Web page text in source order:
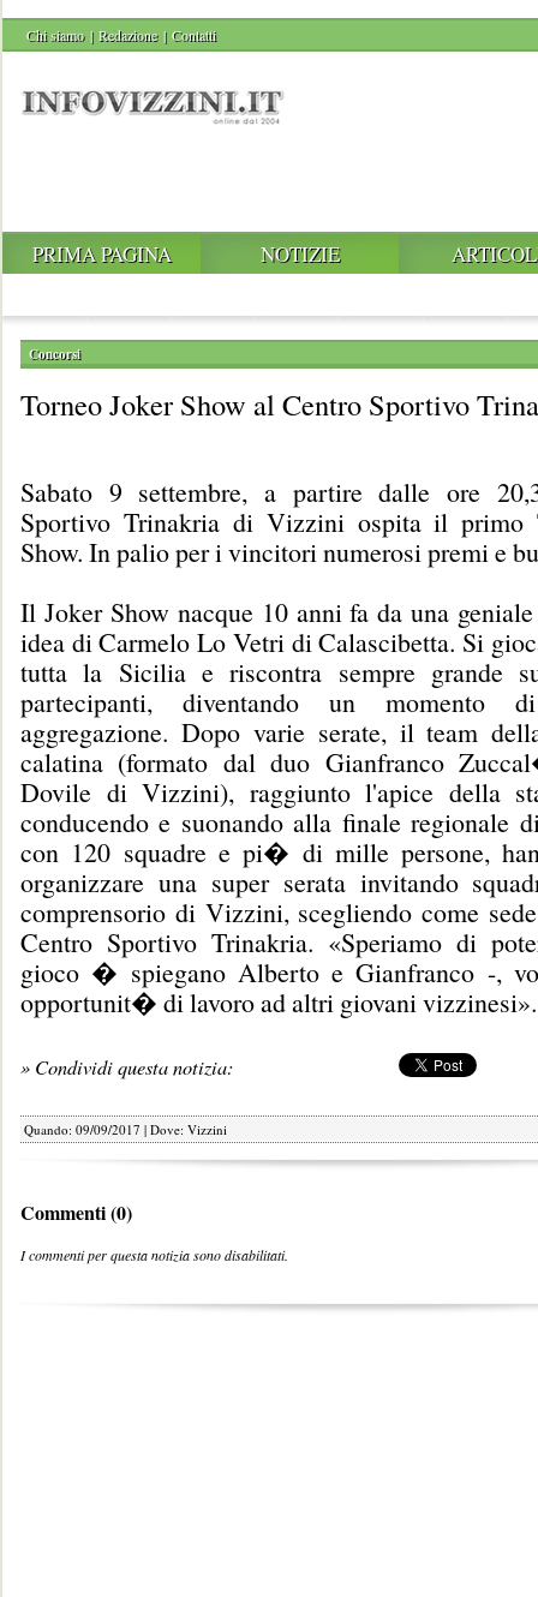
Chi siamo | Redazione | Contatti
PRIMA PAGINA NOTIZIE
Concorsi
Torneo Joker Show al Centro Sportivo
Sabato 9 settembre, a partire dalle ore
Sportivo Trinakria di Vizzini ospita il primo
Show. In palio per i vincitori numerosi premi e
Il Joker Show nacque 10 anni fa da una
idea di Carmelo Lo Vetri di Calascibetta. Si
tutta la Sicilia e riscontra sempre grande
partecipanti, diventando un momento
aggregazione. Dopo varie serate, il team
calatina (formato dal duo Gianfranco
Dovile di Vizzini), raggiunto l'apice della
conducendo e suonando alla finale regionale
con 120 squadre e pi� di mille persone,
organizzare una super serata invitando
comprensorio di Vizzini, scegliendo come
Centro Sportivo Trinakria. «Speriamo di
gioco � spiegano Alberto e Gianfranco -,
opportunit� di lavoro ad altri giovani vizzinesi».
» Condividi questa notizia:
Quando: 09/09/2017 | Dove: Vizzini
Commenti (0)
I commenti per questa notizia sono disabilitati.